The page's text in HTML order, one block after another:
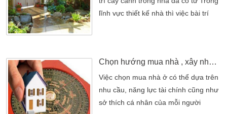
điều kiêng kỵ, vì thế bạn không nên
lĩnh vực thiết kế nhà thì việc bài trí
dễ chịu, thoải mái hơn.Thời xưa, tuy
khoa học chưa phát triển nhưng bằng
linh cảm và trực giác, kết hợp với
quan sát và chiêm […]
Chọn hướng mua nhà , xây nhà cho 12 con giáp
Việc chọn mua nhà ở có thể dựa trên
nhu cầu, năng lực tài chính cũng như
sở thích cá nhân của mỗi người